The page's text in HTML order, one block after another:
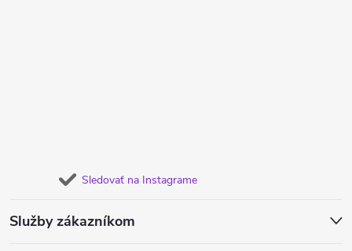
Sledovať na Instagrame
Služby zákazníkom